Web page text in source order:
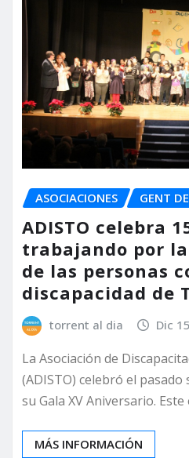
ASOCIACIONES GENT
ADISTO celebra
trabajando por
de las personas
discapacidad de
torrent al dia Dic
La Asociación de
(ADISTO) celebró el
su Gala XV Aniversario.
MÁS INFORMACIÓN